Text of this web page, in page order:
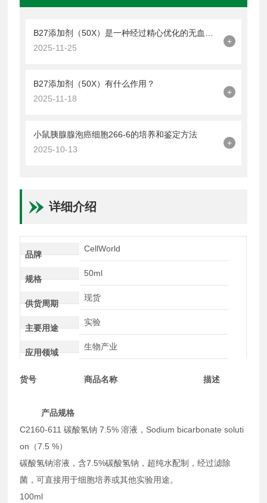
2025-11-25
+
B27添加剂（50X）有什么作用？
2025-11-18
+
小鼠胰腺腺泡癌细胞266-6的培养和鉴定方法
2025-10-13
+
详细介绍
品牌
CellWorld
规格
50ml
供货周期
现货
主要用途
实验
应用领域
生物产业
货号 商品名称 描述
产品规格
C2160-611 碳酸氢钠 7.5% 溶液，Sodium bicarbonate soluti
on（7.5 %）
碳酸氢钠溶液，含7.5%碳酸氢钠，超纯水配制，经过滤除
菌，可直接用于细胞培养或其他实验用途。
100ml